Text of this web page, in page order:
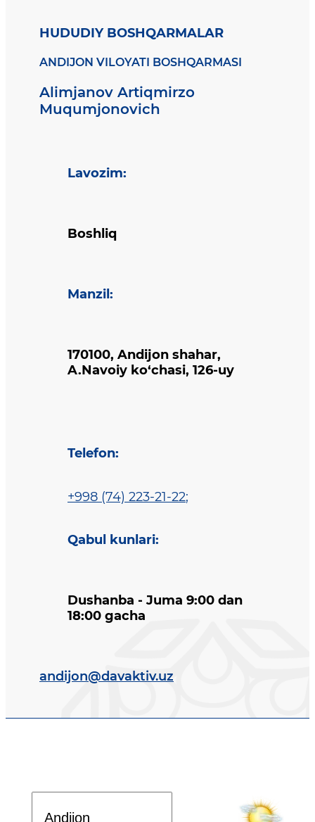
HUDUDIY BOSHQARMALAR
ANDIJON VILOYATI BOSHQARMASI
Alimjanov Artiqmirzo
Muqumjonovich
Lavozim:
Boshliq
Manzil :
170100, Andijon shahar,
A.Navoiy ko‘chasi, 126-uy
Telefon:
+998 (74) 223-21-22;
Qabul kunlari:
Dushanba - Juma 9:00 dan
18:00 gacha
andijon@davaktiv.uz